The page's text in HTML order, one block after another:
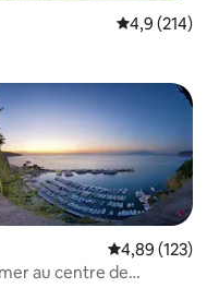
Évaluation
4,9 (214)
appréciés
Évaluation
4,89 (123)
au centre de